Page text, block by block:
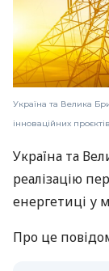
Україна та Велика
інноваційних
Україна та
реалізацію
енергетиці у
Про це